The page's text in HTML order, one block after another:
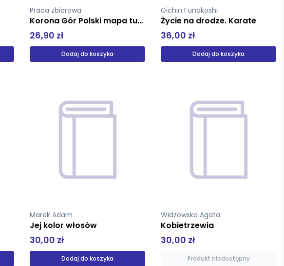
Praca zbiorowa
Korona Gór Polski mapa turystyczna
26,90 zł
Dodaj do koszyka
Gichin Funakoshi
Życie na drodze. Karate
36,00 zł
Dodaj do koszyka
Marek Adam
Jej kolor włosów
30,00 zł
Dodaj do koszyka
Widzowska Agata
Kobietrzewia
30,00 zł
Produkt niedostępny